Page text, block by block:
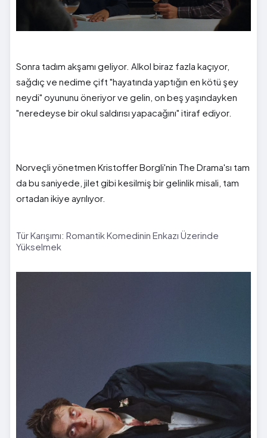
Sonra tadım akşamı geliyor. Alkol biraz fazla kaçıyor,
sağdıç ve nedime çift "hayatında yaptığın en kötü şey
neydi" oyununu öneriyor ve gelin, on beş yaşındayken
"neredeyse bir okul saldırısı yapacağını" itiraf ediyor.
Norveçli yönetmen Kristoffer Borgli'nin The Drama'sı tam
da bu saniyede, jilet gibi kesilmiş bir gelinlik misali, tam
ortadan ikiye ayrılıyor.
Tür Karışımı: Romantik Komedinin Enkazı Üzerinde
Yükselmek